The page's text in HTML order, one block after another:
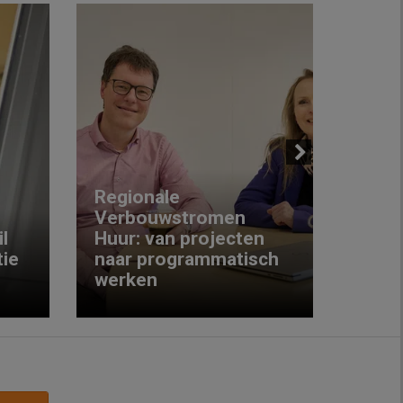
Regionale
Verbouwstromen
Huur: van projecten
naar programmatisch
werken
Next